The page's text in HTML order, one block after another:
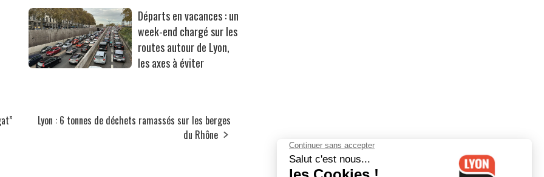
Départs en vacances : un
week-end chargé sur les
routes autour de Lyon,
les axes à éviter
Lyon : 6 tonnes de déchets ramassés sur les berges
du Rhône